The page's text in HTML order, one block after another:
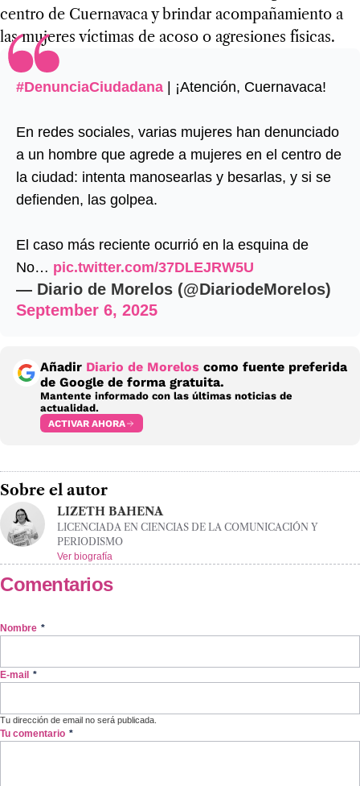
centro de Cuernavaca y brindar acompañamiento a
las mujeres víctimas de acoso o agresiones físicas.
#DenunciaCiudadana | ¡Atención, Cuernavaca!
En redes sociales, varias mujeres han denunciado
a un hombre que agrede a mujeres en el centro de
la ciudad: intenta manosearlas y besarlas, y si se
defienden, las golpea.
El caso más reciente ocurrió en la esquina de
No… pic.twitter.com/37DLEJRW5U
— Diario de Morelos (@DiariodeMorelos)
September 6, 2025
Añadir Diario de Morelos como fuente preferida
de Google de forma gratuita.
Mantente informado con las últimas noticias de
actualidad.
ACTIVAR AHORA
Sobre el autor
LIZETH BAHENA
LICENCIADA EN CIENCIAS DE LA COMUNICACIÓN Y
PERIODISMO
Ver biografía
Comentarios
Nombre *
E-mail *
Tu dirección de email no será publicada.
Tu comentario *